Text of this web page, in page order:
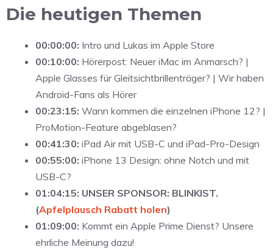
Die heutigen Themen
00:00:00: Intro und Lukas im Apple Store
00:10:00: Hörerpost: Neuer iMac im Anmarsch? |
Apple Glasses für Gleitsichtbrillenträger? | Wir haben
Android-Fans als Hörer
00:23:15: Wann kommen die einzelnen iPhone 12? |
ProMotion-Feature abgeblasen?
00:41:30: iPad Air mit USB-C und iPad-Pro-Design
00:55:00: iPhone 13 Design: ohne Notch und mit
USB-C?
01:04:15: UNSER SPONSOR: BLINKIST.
(Apfelplausch Rabatt holen)
01:09:00: Kommt ein Apple Prime Dienst? Unsere
ehrliche Meinung dazu!